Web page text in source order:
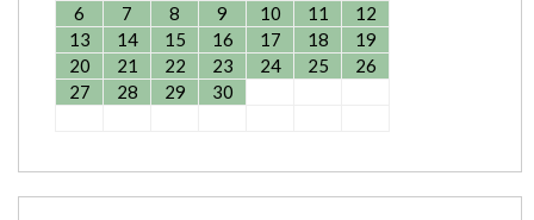
6
7 8 9 10 11
12
13
14 15 16 17 18
19
20
21 22 23 24 25
26
27
28 29 30